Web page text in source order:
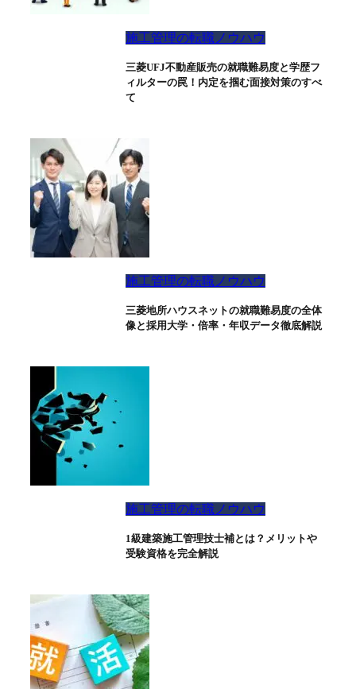
施工管理の転職ノウハウ
三菱UFJ不動産販売の就職難易度と学歴フ
ィルターの罠！内定を掴む面接対策のすべ
て
施工管理の転職ノウハウ
三菱地所ハウスネットの就職難易度の全体
像と採用大学・倍率・年収データ徹底解説
施工管理の転職ノウハウ
1級建築施工管理技士補とは？メリットや
受験資格を完全解説